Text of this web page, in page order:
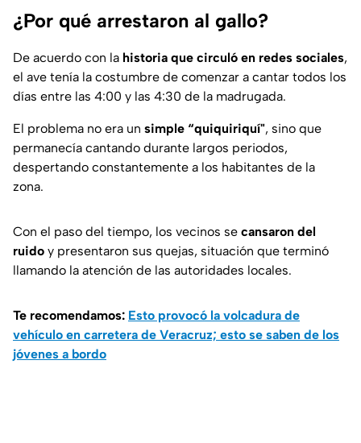
¿Por qué arrestaron al gallo?
De acuerdo con la historia que circuló en redes sociales,
el ave tenía la costumbre de comenzar a cantar todos los
días entre las 4:00 y las 4:30 de la madrugada.
El problema no era un simple “quiquiriquí", sino que
permanecía cantando durante largos periodos,
despertando constantemente a los habitantes de la
zona.
Con el paso del tiempo, los vecinos se cansaron del
ruido y presentaron sus quejas, situación que terminó
llamando la atención de las autoridades locales.
Te recomendamos: Esto provocó la volcadura de
vehículo en carretera de Veracruz; esto se saben de los
jóvenes a bordo